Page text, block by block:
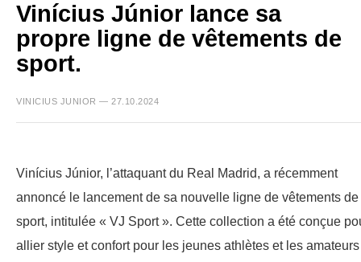
Vinícius Júnior lance sa
propre ligne de vêtements de
sport.
VINICIUS JUNIOR — 27.10.2024
Vinícius Júnior, l’attaquant du Real Madrid, a récemment
annoncé le lancement de sa nouvelle ligne de vêtements de
sport, intitulée « VJ Sport ». Cette collection a été conçue
allier style et confort pour les jeunes athlètes et les amateurs